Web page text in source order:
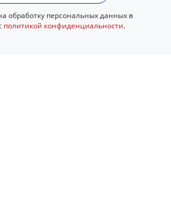
обработку персональных данных в
политикой конфиденциальности.